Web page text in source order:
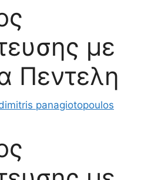
με
Πεντελη
panagiotopoulos